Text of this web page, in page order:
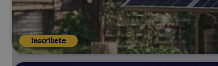
Inscríbete